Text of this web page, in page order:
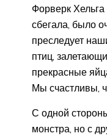
Форверк
сбегала, было
преследует
птиц,
прекрасные
Мы счастливы,
С одной
монстра, но с